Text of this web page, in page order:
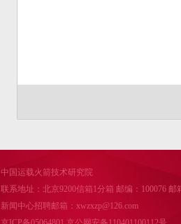
中国运载火箭技术研究院
联系地址：北京9200信箱1分箱 邮编：100076 邮
新闻中心招聘邮箱：xwzxzp@126.com